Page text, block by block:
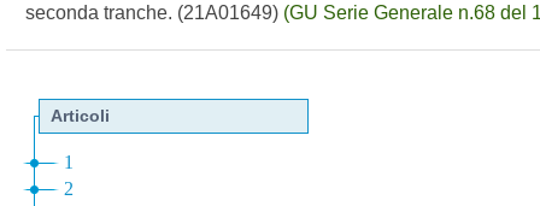
seconda tranche. (21A01649) (GU Serie Generale n.68 del